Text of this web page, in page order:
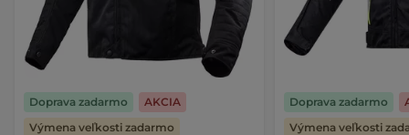
Doprava zadarmo
AKCIA
Výmena veľkosti zadarmo
Doprava zadarmo
Výmena veľkosti